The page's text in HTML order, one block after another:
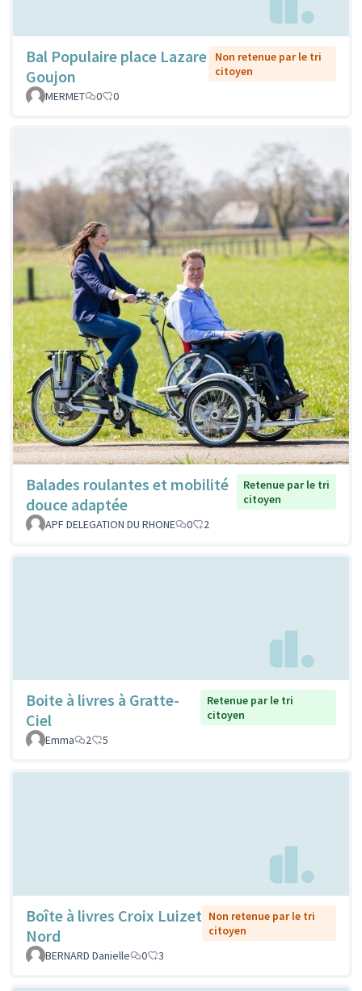
Bal Populaire place Lazare
Goujon
Non retenue par le tri
citoyen
MERMET
0 0
Balades roulantes et mobilité
douce adaptée
Retenue par le tri
citoyen
APF DELEGATION DU RHONE
0 2
Boite à livres à Gratte-
Ciel
Retenue par le tri
citoyen
Emma
2 5
Boîte à livres Croix Luizet
Nord
Non retenue par le tri
citoyen
BERNARD Danielle
0 3